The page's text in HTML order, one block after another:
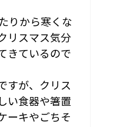
りから寒くな
リスマス気分
きているので
すが、クリス
い食器や箸置
ーキやごちそ